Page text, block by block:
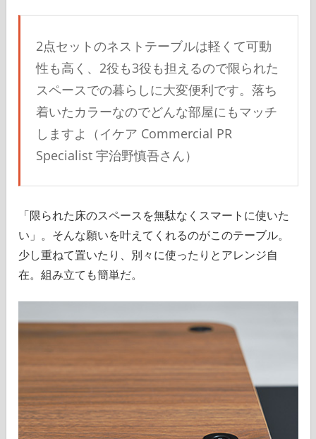
2点セットのネストテーブルは軽くて可動
性も高く、2役も3役も担えるので限られた
スペースでの暮らしに大変便利です。落ち
着いたカラーなのでどんな部屋にもマッチ
しますよ（イケア Commercial PR
Specialist 宇治野慎吾さん）
「限られた床のスペースを無駄なくスマートに使いた
い」。そんな願いを叶えてくれるのがこのテーブル。
少し重ねて置いたり、別々に使ったりとアレンジ自
在。組み立ても簡単だ。